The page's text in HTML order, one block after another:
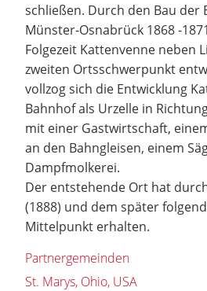
schließen. Durch den Bau der
Münster-Osnabrück 1868 -
Folgezeit Kattenvenne neben
zweiten Ortsschwerpunkt
vollzog sich die Entwicklung
Bahnhof als Urzelle in
mit einer Gastwirtschaft,
an den Bahngleisen, einem
Dampfmolkerei.
Der entstehende Ort hat
(1888) und dem später
Mittelpunkt erhalten.
Partnergemeinden
St. Marys, Ohio, USA